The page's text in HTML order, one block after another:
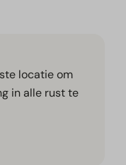
locatie om
in alle rust te